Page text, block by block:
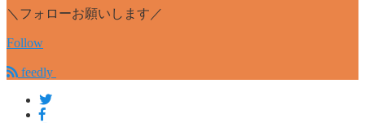
＼フォローお願いします／
Follow
feedly